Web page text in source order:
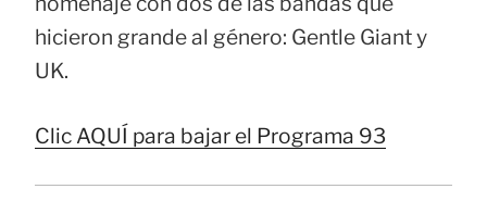
hicieron grande al género: Gentle Giant y
UK.
Clic AQUÍ para bajar el Programa 93